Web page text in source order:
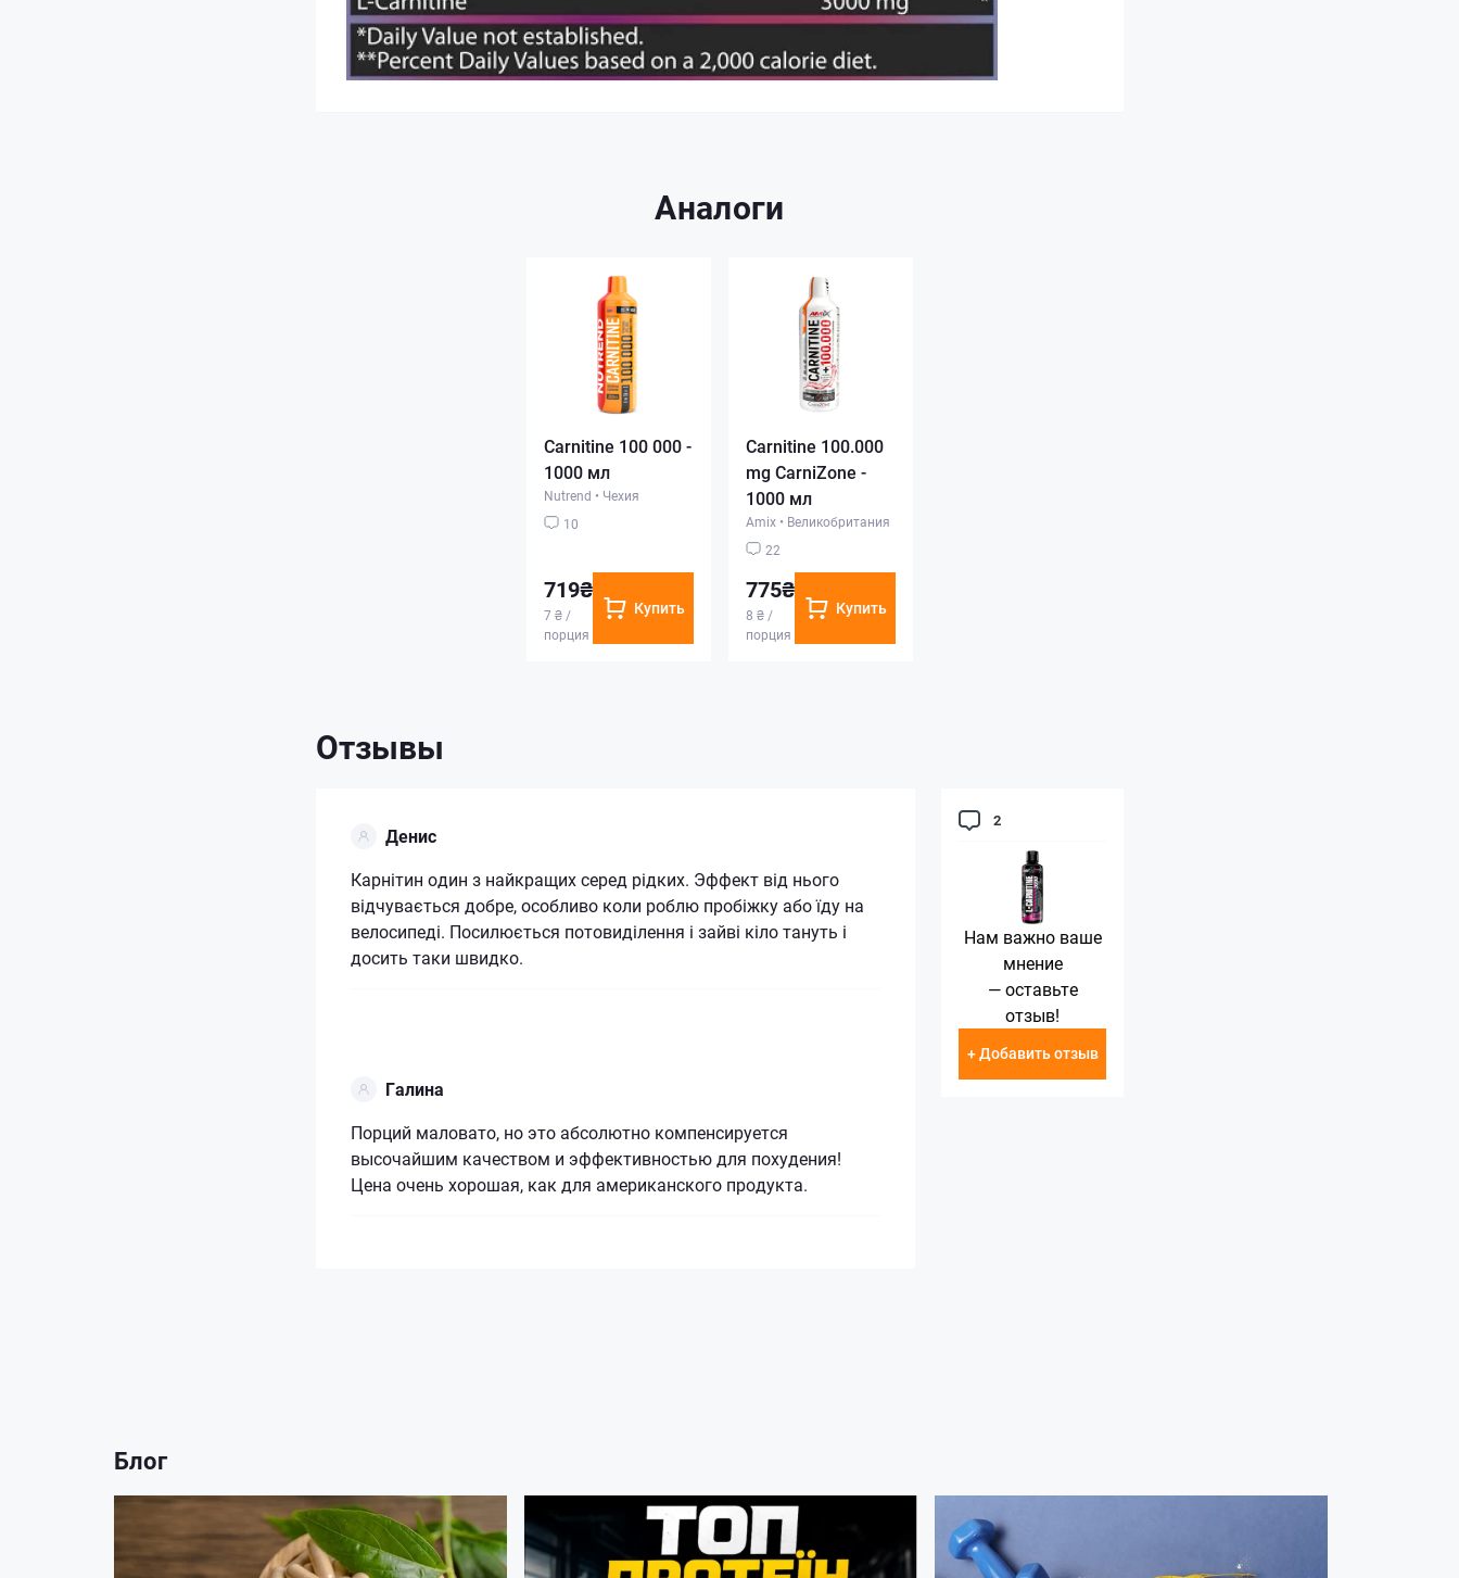
Аналоги
Carnitine 100 000 -
1000 мл
Nutrend • Чехия
10
719₴
7 ₴ /
порция
Купить
Carnitine 100.000
mg CarniZone -
1000 мл
Amix • Великобритания
22
775₴
8 ₴ /
порция
Купить
Отзывы
2
Нам важно ваше
мнение
— оставьте
отзыв!
+ Добавить отзыв
Денис
Карнітин один з найкращих серед рідких. Эффект від нього
відчувається добре, особливо коли роблю пробіжку або їду на
велосипеді. Посилюється потовиділення і зайві кіло тануть і
досить таки швидко.
Галина
Порций маловато, но это абсолютно компенсируется
высочайшим качеством и эффективностью для похудения!
Цена очень хорошая, как для американского продукта.
Блог